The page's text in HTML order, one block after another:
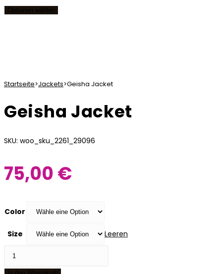
Optionen wählen
Startseite>Jackets>Geisha Jacket
Geisha Jacket
SKU: woo_sku_2261_29096
75,00€
Color
Size
Leeren